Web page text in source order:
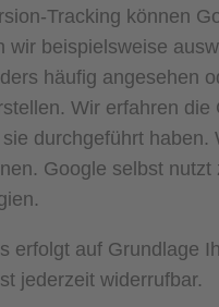
Tracking können
wir beispielsweise
häufig angesehen
Wir erfahren
durchgeführt
Google selbst
erfolgt auf Grundlage
jederzeit widerrufbar.